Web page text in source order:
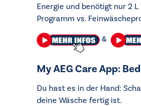
Energie und benötigt nur 2
Programm vs.
&
My AEG Care App:
Du hast es in der Hand:
deine Wäsche fertig ist.